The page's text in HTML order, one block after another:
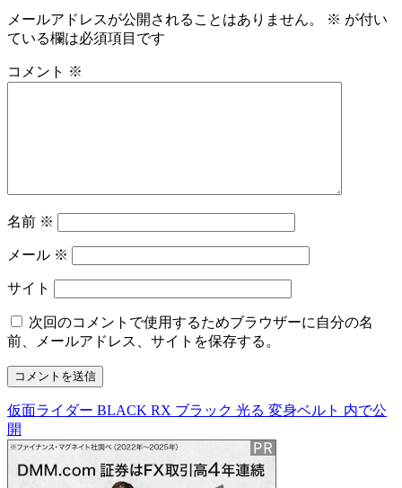
メールアドレスが公開されることはありません。 ※ が付い
ている欄は必須項目です
コメント ※
名前 ※
メール ※
サイト
次回のコメントで使用するためブラウザーに自分の名
前、メールアドレス、サイトを保存する。
投
稿
ナ
仮面ライダー BLACK RX ブラック 光る 変身ベルト 内で公
開